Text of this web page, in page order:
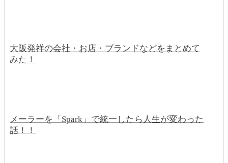
大阪発祥の会社・お店・ブランドなどをまとめて
みた！
メーラーを「Spark」で統一したら人生が変わった
話！！